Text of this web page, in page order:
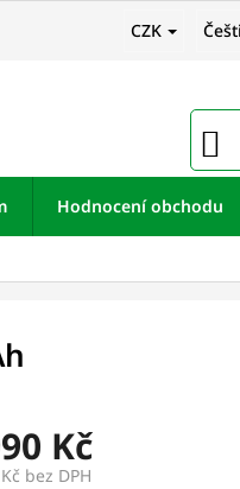
CZK
Hodnocení obchodu
Kč
bez DPH